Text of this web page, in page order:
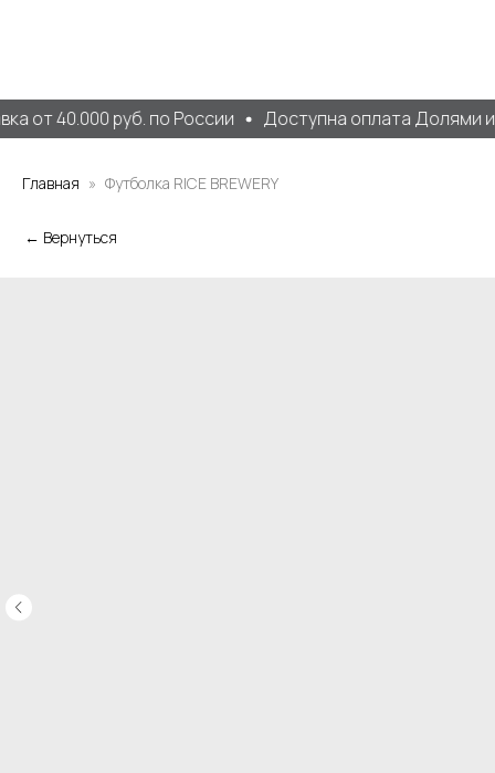
от 40.000 руб. по России Доступна оплата Долями и
Главная Футболка RICE BREWERY
← Вернуться